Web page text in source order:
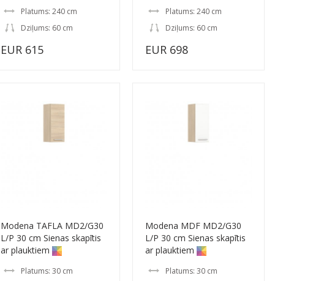
Platums: 240 cm
Dziļums: 60 cm
EUR 615
Platums: 240 cm
Dziļums: 60 cm
EUR 698
Modena TAFLA MD2/G30
L/P 30 cm Sienas skapītis
ar plauktiem
Platums: 30 cm
Modena MDF MD2/G30
L/P 30 cm Sienas skapītis
ar plauktiem
Platums: 30 cm